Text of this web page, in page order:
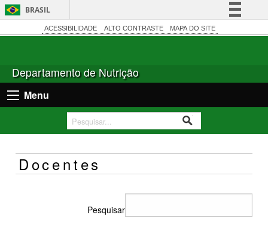
BRASIL
Simplifique!
Acesso à informação
Canais
ACESSIBILIDADE ALTO CONTRASTE MAPA DO SITE
Departamento de Nutrição
Menu
Docentes
Pesquisar